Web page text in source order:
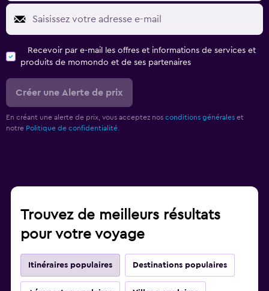
Recevoir par e-mail les offres et informations de services et
produits de momondo et de ses partenaires
Créer une Alerte de prix
En créant une alerte de prix, vous acceptez nos conditions générales et
notre Politique de confidentialité.
Trouvez de meilleurs résultats
pour votre voyage
Itinéraires populaires Destinations populaires